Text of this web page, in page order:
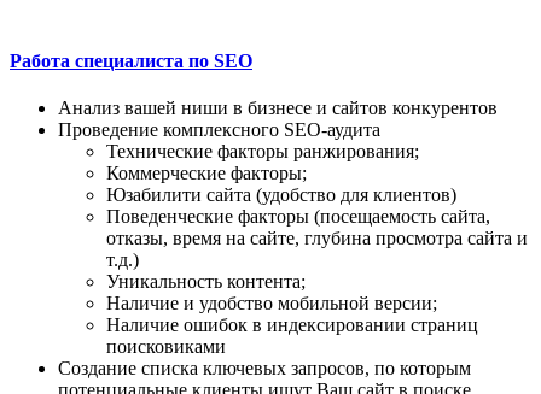
Работа специалиста по SEO
Анализ вашей ниши в бизнесе и сайтов конкурентов
Проведение комплексного SEO-аудита
Технические факторы ранжирования;
Коммерческие факторы;
Юзабилити сайта (удобство для клиентов)
Поведенческие факторы (посещаемость сайта,
отказы, время на сайте, глубина просмотра сайта и
т.д.)
Уникальность контента;
Наличие и удобство мобильной версии;
Наличие ошибок в индексировании страниц
поисковиками
Создание списка ключевых запросов, по которым